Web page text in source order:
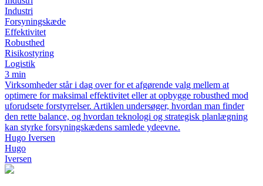
Industri
Forsyningskæde
Effektivitet
Robusthed
Risikostyring
Logistik
3 min
Virksomheder står i dag over for et afgørende valg mellem at
optimere for maksimal effektivitet eller at opbygge robusthed mod
uforudsete forstyrrelser. Artiklen undersøger, hvordan man finder
den rette balance, og hvordan teknologi og strategisk planlægning
kan styrke forsyningskædens samlede ydeevne.
Hugo Iversen
Hugo
Iversen